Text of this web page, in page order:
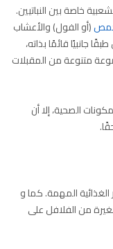
خاصة بين النباتيين.
(أو الفول) والأعشاب
جانبيًا قائمًا بذاته،
متنوعة من المقبلات
الصحية، إلا أن
المهمة. كما و
(100 جرام) من 6 فطائر صغيرة من الفلافل على